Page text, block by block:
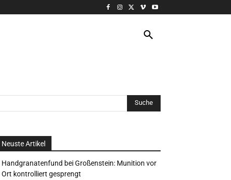
Neuste Artikel
Handgranatenfund bei Großenstein: Munition vor
Ort kontrolliert gesprengt